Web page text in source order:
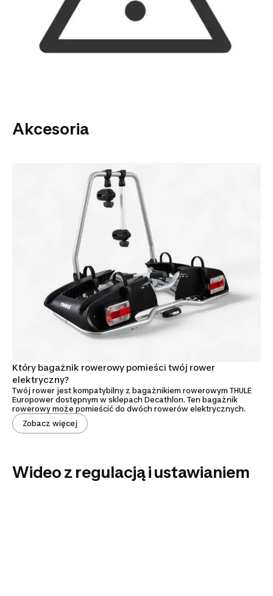
Akcesoria
Który bagażnik rowerowy pomieści twój rower
elektryczny?
Twój rower jest kompatybilny z bagażnikiem rowerowym THULE
Europower dostępnym w sklepach Decathlon. Ten bagażnik
rowerowy może pomieścić do dwóch rowerów elektrycznych.
Zobacz więcej
Wideo z regulacją i ustawianiem